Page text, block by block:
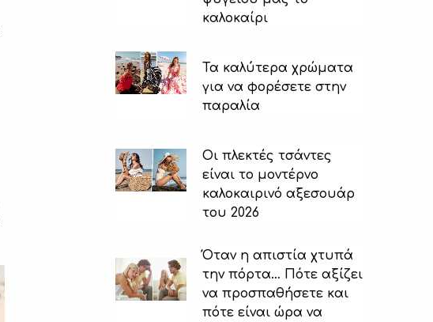
καλοκαίρι
Τα καλύτερα χρώματα
για να φορέσετε στην
παραλία
Οι πλεκτές τσάντες
είναι το μοντέρνο
καλοκαιρινό αξεσουάρ
του 2026
Όταν η απιστία χτυπά
την πόρτα… Πότε αξίζει
να προσπαθήσετε και
πότε είναι ώρα να